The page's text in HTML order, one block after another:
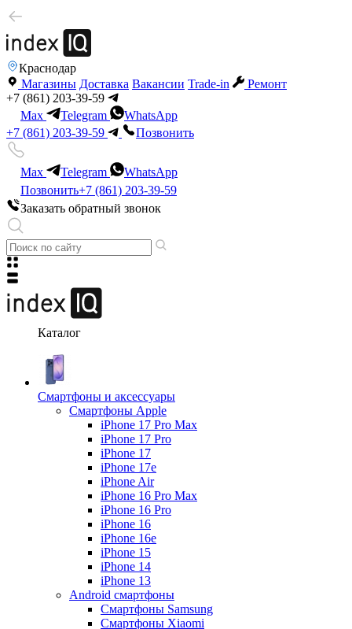
Краснодар
Магазины Доставка Вакансии Trade-in
Ремонт
+7 (861) 203-39-59
Max
Telegram
WhatsApp
+7 (861) 203-39-59
Позвонить
Max Telegram
WhatsApp
Позвонить+7 (861) 203-39-59
Заказать обратный звонок
Каталог
Смартфоны и аксессуары
Смартфоны Apple
iPhone 17 Pro Max
iPhone 17 Pro
iPhone 17
iPhone 17e
iPhone Air
iPhone 16 Pro Max
iPhone 16 Pro
iPhone 16
iPhone 16e
iPhone 15
iPhone 14
iPhone 13
Android cмартфоны
Смартфоны Samsung
Смартфоны Xiaomi